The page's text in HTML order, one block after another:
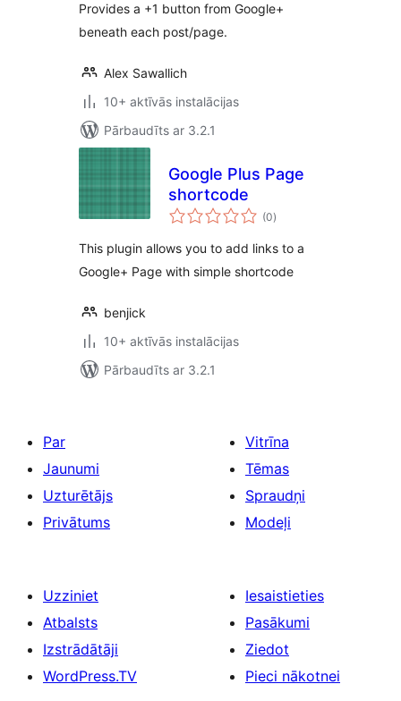
Provides a +1 button from Google+
beneath each post/page.
Alex Sawallich
10+ aktīvās instalācijas
Pārbaudīts ar 3.2.1
Google Plus Page
shortcode
(0vērtējumu
kopsumma
)
This plugin allows you to add links to a
Google+ Page with simple shortcode
benjick
10+ aktīvās instalācijas
Pārbaudīts ar 3.2.1
Par
Jaunumi
Uzturētājs
Privātums
Vitrīna
Tēmas
Spraudņi
Modeļi
Uzziniet
Atbalsts
Izstrādātāji
WordPress.TV
Iesaistieties
Pasākumi
Ziedot
Pieci nākotnei